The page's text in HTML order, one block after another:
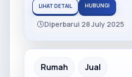
LIHAT DETAIL HUBUNGI
Diperbarui 28 July 2025
Recommended
Rumah Jual